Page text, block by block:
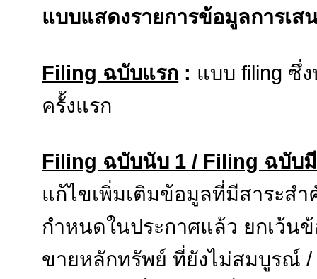
แบบแสดงรายการข้อมูลการเ
Filing ฉบับแรก : แบบ filing ซึ่ง
ครั้งแรก
Filing ฉบับนับ 1 / Filing ฉบับ
แก้ไขเพิ่มเติมข้อมูลที่มีสาระส
กำหนดในประกาศแล้ว ยกเว้น
ขายหลักทรัพย์ ที่ยังไม่สมบูรณ์